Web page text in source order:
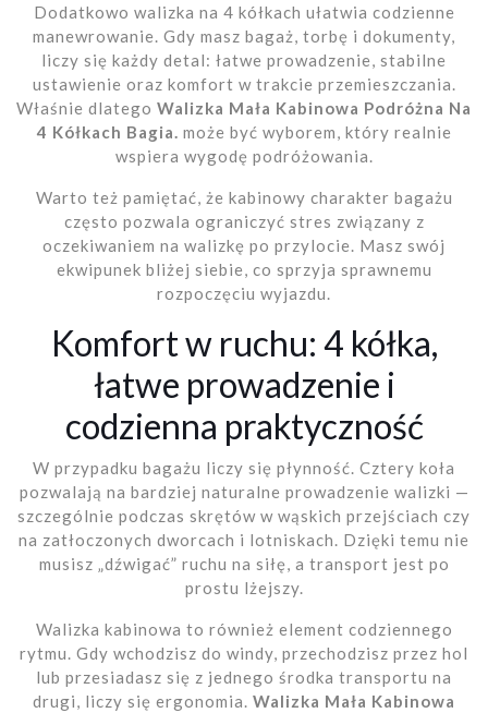
Dodatkowo walizka na 4 kółkach ułatwia codzienne
manewrowanie. Gdy masz bagaż, torbę i dokumenty,
liczy się każdy detal: łatwe prowadzenie, stabilne
ustawienie oraz komfort w trakcie przemieszczania.
Właśnie dlatego Walizka Mała Kabinowa Podróżna Na
4 Kółkach Bagia. może być wyborem, który realnie
wspiera wygodę podróżowania.
Warto też pamiętać, że kabinowy charakter bagażu
często pozwala ograniczyć stres związany z
oczekiwaniem na walizkę po przylocie. Masz swój
ekwipunek bliżej siebie, co sprzyja sprawnemu
rozpoczęciu wyjazdu.
Komfort w ruchu: 4 kółka,
łatwe prowadzenie i
codzienna praktyczność
W przypadku bagażu liczy się płynność. Cztery koła
pozwalają na bardziej naturalne prowadzenie walizki —
szczególnie podczas skrętów w wąskich przejściach czy
na zatłoczonych dworcach i lotniskach. Dzięki temu nie
musisz „dźwigać” ruchu na siłę, a transport jest po
prostu lżejszy.
Walizka kabinowa to również element codziennego
rytmu. Gdy wchodzisz do windy, przechodzisz przez hol
lub przesiadasz się z jednego środka transportu na
drugi, liczy się ergonomia. Walizka Mała Kabinowa